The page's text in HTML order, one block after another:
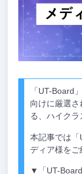
「UT-Board
向けに厳選
る、ハイクラ
本記事では「
ディア様をご
▼「UT-